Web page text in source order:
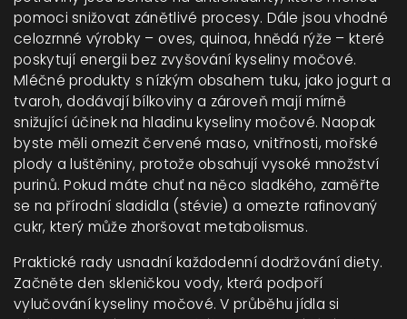
pomoci snižovat zánětlivé procesy. Dále jsou vhodné
celozrnné výrobky – oves, quinoa, hnědá rýže – které
poskytují energii bez zvyšování kyseliny močové.
Mléčné produkty s nízkým obsahem tuku, jako jogurt a
tvaroh, dodávají bílkoviny a zároveň mají mírně
snižující účinek na hladinu kyseliny močové. Naopak
byste měli omezit červené maso, vnitřnosti, mořské
plody a luštěniny, protože obsahují vysoké množství
purinů. Pokud máte chuť na něco sladkého, zaměřte
se na přírodní sladidla (stévie) a omezte rafinovaný
cukr, který může zhoršovat metabolismus.
Praktické rady usnadní každodenní dodržování diety.
Začněte den skleničkou vody, která podpoří
vylučování kyseliny močové. V průběhu jídla si